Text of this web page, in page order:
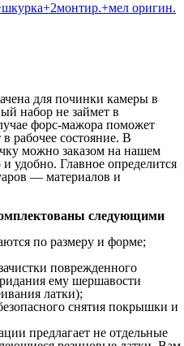
оригин.
для починки камеры в
набор не займет в
форс-мажора поможет
рабочее состояние. В
можно заказом на нашем
удобно. Главное определится
— материалов и
следующими
по размеру и форме;
поврежденного
ему шершавости
латки);
снятия покрышки и
предлагает не отдельные